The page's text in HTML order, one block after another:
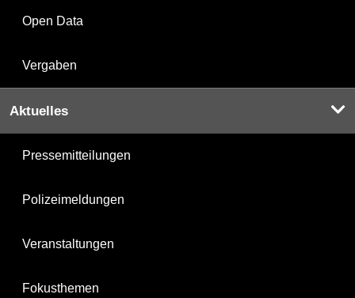
Open Data
Vergaben
Aktuelles
Pressemitteilungen
Polizeimeldungen
Veranstaltungen
Fokusthemen